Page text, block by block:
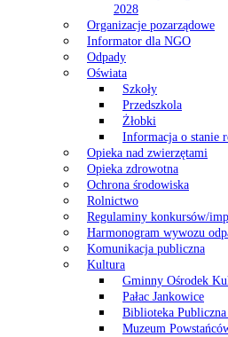
2028
Organizacje pozarządowe
Informator dla NGO
Odpady
Oświata
Szkoły
Przedszkola
Żłobki
Informacja o stanie
Opieka nad zwierzętami
Opieka zdrowotna
Ochrona środowiska
Rolnictwo
Regulaminy konkursów/
Harmonogram wywozu
Komunikacja publiczna
Kultura
Gminny Ośrodek
Pałac Jankowice
Biblioteka
Muzeum